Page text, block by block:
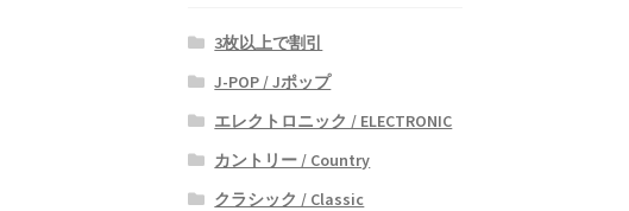
3枚以上で割引
J-POP / Jポップ
エレクトロニック / ELECTRONIC
カントリー / Country
クラシック / Classic